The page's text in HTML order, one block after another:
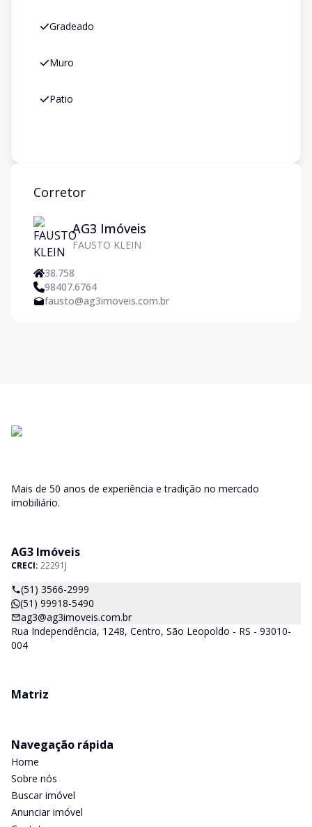
Gradeado
Muro
Patio
Corretor
AG3 Imóveis
FAUSTO KLEIN
38.758
98407.6764
fausto@ag3imoveis.com.br
Mais de 50 anos de experiência e tradição no mercado
imobiliário.
AG3 Imóveis
CRECI: 22291J
(51) 3566-2999
(51) 99918-5490
ag3@ag3imoveis.com.br
Rua Independência, 1248, Centro, São Leopoldo - RS - 93010-
004
Matriz
Navegação rápida
Home
Sobre nós
Buscar imóvel
Anunciar imóvel